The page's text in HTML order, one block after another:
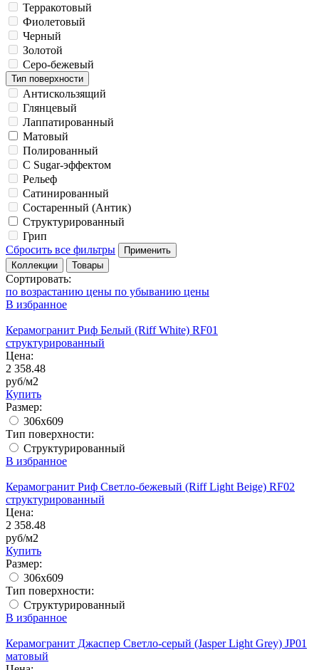
Терракотовый
Фиолетовый
Черный
Золотой
Серо-бежевый
Тип поверхности
Антискользящий
Глянцевый
Лаппатированный
Матовый
Полированный
С Sugar-эффектом
Рельеф
Сатинированный
Состаренный (Антик)
Структурированный
Грип
Сбросить все фильтры
Применить
Коллекции
Товары
Сортировать:
по возрастанию цены по убыванию цены
В избранное
Керамогранит Риф Белый (Riff White) RF01
структурированный
Цена:
2 358.48
руб/м2
Купить
Размер:
306x609
Тип поверхности:
Структурированный
В избранное
Керамогранит Риф Светло-бежевый (Riff Light Beige) RF02
структурированный
Цена:
2 358.48
руб/м2
Купить
Размер:
306x609
Тип поверхности:
Структурированный
В избранное
Керамогранит Джаспер Cветло-серый (Jasper Light Grey) JP01
матовый